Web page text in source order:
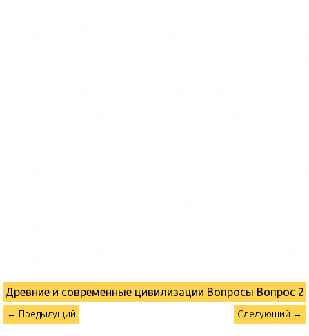
Древние и современные цивилизации Вопросы Вопрос 2
← Предыдущий Следующий →